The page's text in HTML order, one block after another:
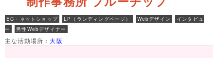
EC・ネットショップ LP（ランディングページ） Webデザイン
インタビュ
ー
男性Webデザイナー
主な活動場所：大阪